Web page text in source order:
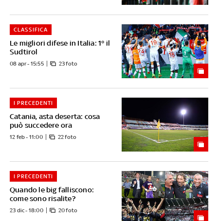
Le migliori difese in Italia: 1° il
Sudtirol
CLASSIFICA
08 apr - 15:55 23 foto
Catania, asta deserta: cosa
può succedere ora
I PRECEDENTI
12 feb - 11:00 22 foto
Quando le big falliscono:
come sono risalite?
I PRECEDENTI
23 dic - 18:00 20 foto